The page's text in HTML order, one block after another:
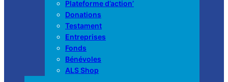
Plateforme d’action’
Donations
Testament
Entreprises
Fonds
Bénévoles
ALS Shop